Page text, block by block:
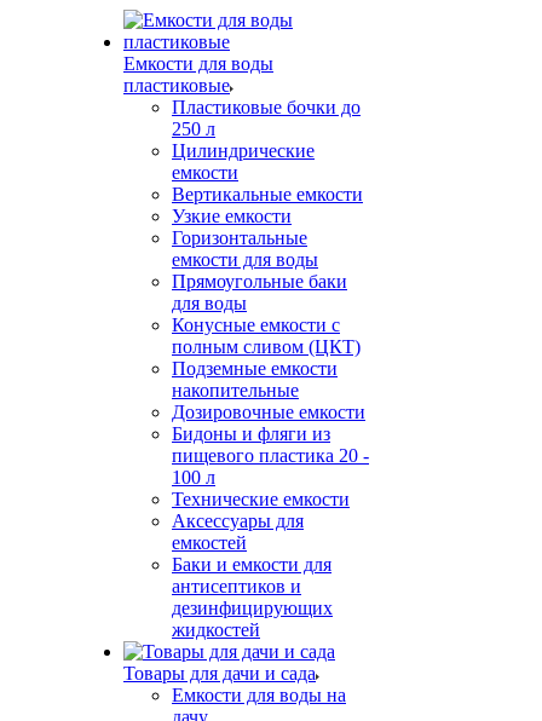
Емкости для воды
пластиковые
Пластиковые бочки до
250 л
Цилиндрические
емкости
Вертикальные емкости
Узкие емкости
Горизонтальные
емкости для воды
Прямоугольные баки
для воды
Конусные емкости с
полным сливом (ЦКТ)
Подземные емкости
накопительные
Дозировочные емкости
Бидоны и фляги из
пищевого пластика 20 -
100 л
Технические емкости
Аксессуары для
емкостей
Баки и емкости для
антисептиков и
дезинфицирующих
жидкостей
Товары для дачи и сада
Емкости для воды на
дачу